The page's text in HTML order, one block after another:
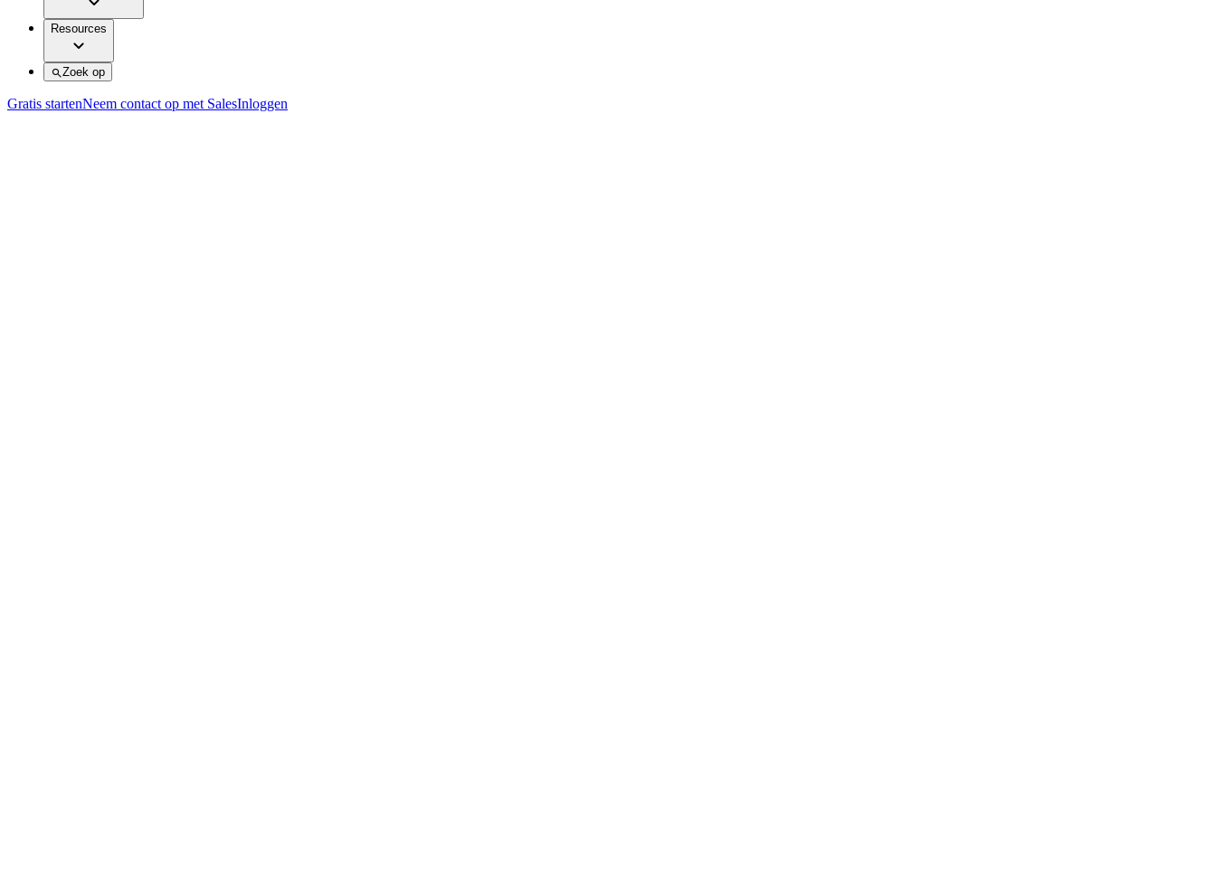
Resources
Zoek op
Gratis startenNeem contact op met SalesInloggen